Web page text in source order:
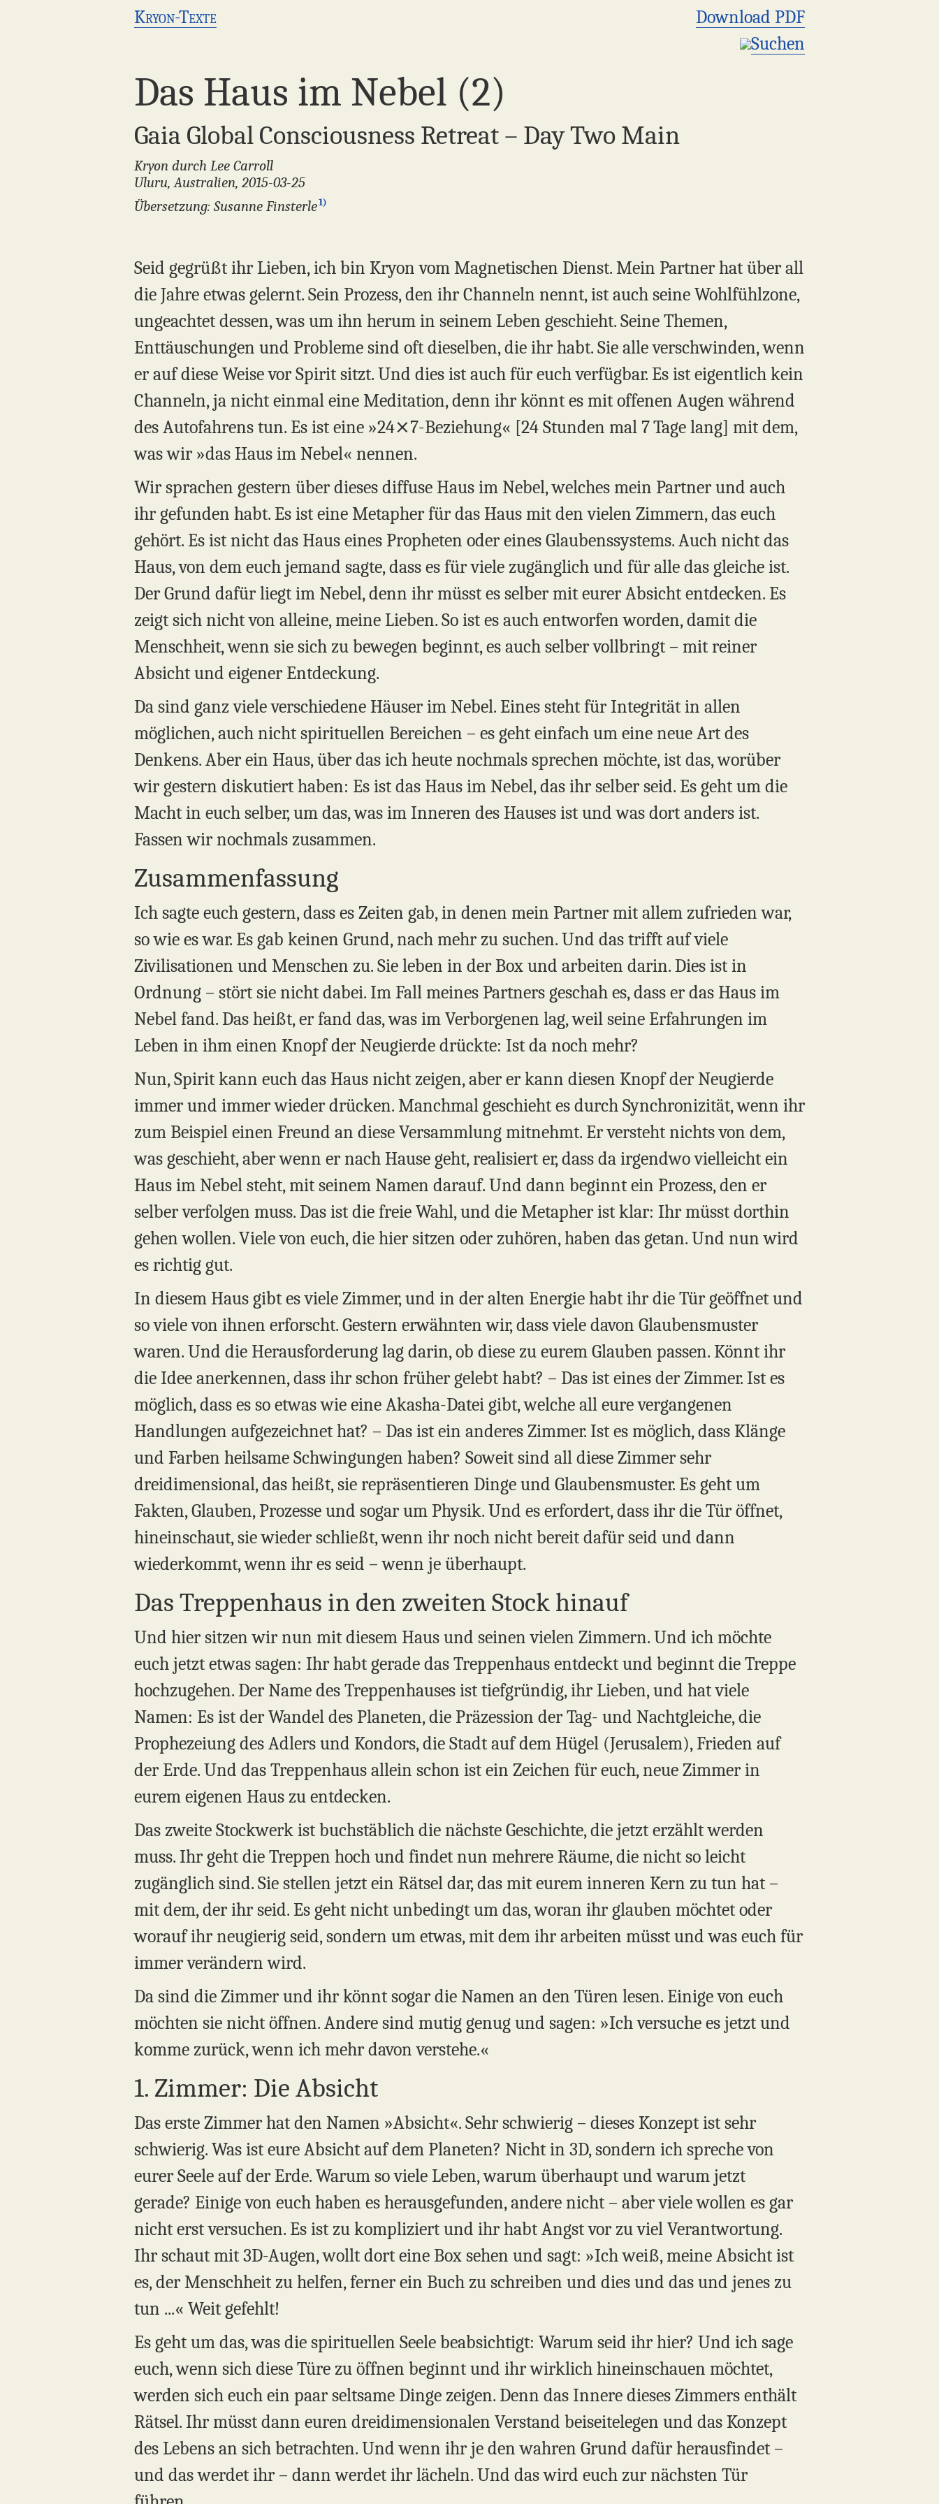
Kryon-Texte
Download PDF
Suchen
Das Haus im Nebel (2)
Gaia Global Consciousness Retreat – Day Two Main
Kryon durch Lee Carroll
Uluru, Australien, 2015-03-25
Übersetzung: Susanne Finsterle1)
Seid gegrüßt ihr Lieben, ich bin Kryon vom Magnetischen Dienst. Mein Partner hat über all
die Jahre etwas gelernt. Sein Prozess, den ihr Channeln nennt, ist auch seine Wohlfühlzone,
ungeachtet dessen, was um ihn herum in seinem Leben geschieht. Seine Themen,
Enttäuschungen und Probleme sind oft dieselben, die ihr habt. Sie alle verschwinden, wenn
er auf diese Weise vor Spirit sitzt. Und dies ist auch für euch verfügbar. Es ist eigentlich kein
Channeln, ja nicht einmal eine Meditation, denn ihr könnt es mit offenen Augen während
des Autofahrens tun. Es ist eine »24⨯7-Beziehung« [24 Stunden mal 7 Tage lang] mit dem,
was wir »das Haus im Nebel« nennen.
Wir sprachen gestern über dieses diffuse Haus im Nebel, welches mein Partner und auch
ihr gefunden habt. Es ist eine Metapher für das Haus mit den vielen Zimmern, das euch
gehört. Es ist nicht das Haus eines Propheten oder eines Glaubenssystems. Auch nicht das
Haus, von dem euch jemand sagte, dass es für viele zugänglich und für alle das gleiche ist.
Der Grund dafür liegt im Nebel, denn ihr müsst es selber mit eurer Absicht entdecken. Es
zeigt sich nicht von alleine, meine Lieben. So ist es auch entworfen worden, damit die
Menschheit, wenn sie sich zu bewegen beginnt, es auch selber vollbringt – mit reiner
Absicht und eigener Entdeckung.
Da sind ganz viele verschiedene Häuser im Nebel. Eines steht für Integrität in allen
möglichen, auch nicht spirituellen Bereichen – es geht einfach um eine neue Art des
Denkens. Aber ein Haus, über das ich heute nochmals sprechen möchte, ist das, worüber
wir gestern diskutiert haben: Es ist das Haus im Nebel, das ihr selber seid. Es geht um die
Macht in euch selber, um das, was im Inneren des Hauses ist und was dort anders ist.
Fassen wir nochmals zusammen.
Zusammenfassung
Ich sagte euch gestern, dass es Zeiten gab, in denen mein Partner mit allem zufrieden war,
so wie es war. Es gab keinen Grund, nach mehr zu suchen. Und das trifft auf viele
Zivilisationen und Menschen zu. Sie leben in der Box und arbeiten darin. Dies ist in
Ordnung – stört sie nicht dabei. Im Fall meines Partners geschah es, dass er das Haus im
Nebel fand. Das heißt, er fand das, was im Verborgenen lag, weil seine Erfahrungen im
Leben in ihm einen Knopf der Neugierde drückte: Ist da noch mehr?
Nun, Spirit kann euch das Haus nicht zeigen, aber er kann diesen Knopf der Neugierde
immer und immer wieder drücken. Manchmal geschieht es durch Synchronizität, wenn ihr
zum Beispiel einen Freund an diese Versammlung mitnehmt. Er versteht nichts von dem,
was geschieht, aber wenn er nach Hause geht, realisiert er, dass da irgendwo vielleicht ein
Haus im Nebel steht, mit seinem Namen darauf. Und dann beginnt ein Prozess, den er
selber verfolgen muss. Das ist die freie Wahl, und die Metapher ist klar: Ihr müsst dorthin
gehen wollen. Viele von euch, die hier sitzen oder zuhören, haben das getan. Und nun wird
es richtig gut.
In diesem Haus gibt es viele Zimmer, und in der alten Energie habt ihr die Tür geöffnet und
so viele von ihnen erforscht. Gestern erwähnten wir, dass viele davon Glaubensmuster
waren. Und die Herausforderung lag darin, ob diese zu eurem Glauben passen. Könnt ihr
die Idee anerkennen, dass ihr schon früher gelebt habt? – Das ist eines der Zimmer. Ist es
möglich, dass es so etwas wie eine Akasha-Datei gibt, welche all eure vergangenen
Handlungen aufgezeichnet hat? – Das ist ein anderes Zimmer. Ist es möglich, dass Klänge
und Farben heilsame Schwingungen haben? Soweit sind all diese Zimmer sehr
dreidimensional, das heißt, sie repräsentieren Dinge und Glaubensmuster. Es geht um
Fakten, Glauben, Prozesse und sogar um Physik. Und es erfordert, dass ihr die Tür öffnet,
hineinschaut, sie wieder schließt, wenn ihr noch nicht bereit dafür seid und dann
wiederkommt, wenn ihr es seid – wenn je überhaupt.
Das Treppenhaus in den zweiten Stock hinauf
Und hier sitzen wir nun mit diesem Haus und seinen vielen Zimmern. Und ich möchte
euch jetzt etwas sagen: Ihr habt gerade das Treppenhaus entdeckt und beginnt die Treppe
hochzugehen. Der Name des Treppenhauses ist tiefgründig, ihr Lieben, und hat viele
Namen: Es ist der Wandel des Planeten, die Präzession der Tag- und Nachtgleiche, die
Prophezeiung des Adlers und Kondors, die Stadt auf dem Hügel (Jerusalem), Frieden auf
der Erde. Und das Treppenhaus allein schon ist ein Zeichen für euch, neue Zimmer in
eurem eigenen Haus zu entdecken.
Das zweite Stockwerk ist buchstäblich die nächste Geschichte, die jetzt erzählt werden
muss. Ihr geht die Treppen hoch und findet nun mehrere Räume, die nicht so leicht
zugänglich sind. Sie stellen jetzt ein Rätsel dar, das mit eurem inneren Kern zu tun hat –
mit dem, der ihr seid. Es geht nicht unbedingt um das, woran ihr glauben möchtet oder
worauf ihr neugierig seid, sondern um etwas, mit dem ihr arbeiten müsst und was euch für
immer verändern wird.
Da sind die Zimmer und ihr könnt sogar die Namen an den Türen lesen. Einige von euch
möchten sie nicht öffnen. Andere sind mutig genug und sagen: »Ich versuche es jetzt und
komme zurück, wenn ich mehr davon verstehe.«
1. Zimmer: Die Absicht
Das erste Zimmer hat den Namen »Absicht«. Sehr schwierig – dieses Konzept ist sehr
schwierig. Was ist eure Absicht auf dem Planeten? Nicht in 3D, sondern ich spreche von
eurer Seele auf der Erde. Warum so viele Leben, warum überhaupt und warum jetzt
gerade? Einige von euch haben es herausgefunden, andere nicht – aber viele wollen es gar
nicht erst versuchen. Es ist zu kompliziert und ihr habt Angst vor zu viel Verantwortung.
Ihr schaut mit 3D-Augen, wollt dort eine Box sehen und sagt: »Ich weiß, meine Absicht ist
es, der Menschheit zu helfen, ferner ein Buch zu schreiben und dies und das und jenes zu
tun ...« Weit gefehlt!
Es geht um das, was die spirituellen Seele beabsichtigt: Warum seid ihr hier? Und ich sage
euch, wenn sich diese Türe zu öffnen beginnt und ihr wirklich hineinschauen möchtet,
werden sich euch ein paar seltsame Dinge zeigen. Denn das Innere dieses Zimmers enthält
Rätsel. Ihr müsst dann euren dreidimensionalen Verstand beiseitelegen und das Konzept
des Lebens an sich betrachten. Und wenn ihr je den wahren Grund dafür herausfindet –
und das werdet ihr – dann werdet ihr lächeln. Und das wird euch zur nächsten Tür